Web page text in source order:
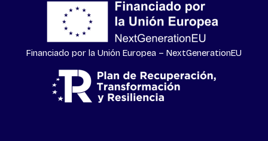
Financiado por la Unión Europea – NextGenerationEU